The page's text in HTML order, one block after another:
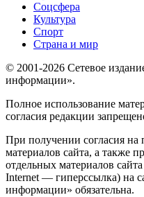
Соцсфера
Культура
Спорт
Страна и мир
© 2001-2026 Сетевое
информации».
Полное использование
согласия редакции
При получении согласия на
материалов сайта, а также
отдельных материалов
Internet — гиперссылка) на
информации» обязательна.